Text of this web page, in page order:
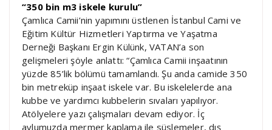
“350 bin m3 iskele kurulu”
Çamlıca Camii’nin yapımını üstlenen İstanbul Cami ve
Eğitim Kültür Hizmetleri Yaptırma ve Yaşatma
Derneği Başkanı Ergin Külünk, VATAN’a son
gelişmeleri şöyle anlattı: “Çamlıca Camii inşaatının
yüzde 85’lik bölümü tamamlandı. Şu anda camide 350
bin metreküp inşaat iskele var. Bu iskelelerde ana
kubbe ve yardımcı kubbelerin sıvaları yapılıyor.
Atölyelere yazı çalışmaları devam ediyor. İç
avlumuzda mermer kaplama ile süslemeler, dış